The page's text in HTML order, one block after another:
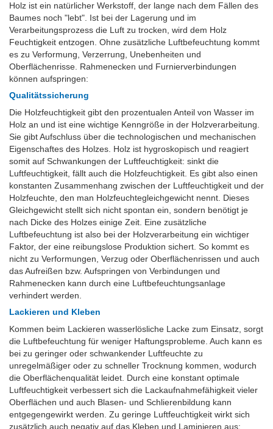
Holz ist ein natürlicher Werkstoff, der lange nach dem Fällen des
Baumes noch "lebt". Ist bei der Lagerung und im
Verarbeitungsprozess die Luft zu trocken, wird dem Holz
Feuchtigkeit entzogen. Ohne zusätzliche Luftbefeuchtung kommt
es zu Verformung, Verzerrung, Unebenheiten und
Oberflächenrisse. Rahmenecken und Furnierverbindungen
können aufspringen:
Qualitätssicherung
Die Holzfeuchtigkeit gibt den prozentualen Anteil von Wasser im
Holz an und ist eine wichtige Kenngröße in der Holzverarbeitung.
Sie gibt Aufschluss über die technologischen und mechanischen
Eigenschaftes des Holzes. Holz ist hygroskopisch und reagiert
somit auf Schwankungen der Luftfeuchtigkeit: sinkt die
Luftfeuchtigkeit, fällt auch die Holzfeuchtigkeit. Es gibt also einen
konstanten Zusammenhang zwischen der Luftfeuchtigkeit und der
Holzfeuchte, den man Holzfeuchtegleichgewicht nennt. Dieses
Gleichgewicht stellt sich nicht spontan ein, sondern benötigt je
nach Dicke des Holzes einige Zeit. Eine zusätzliche
Luftbefeuchtung ist also bei der Holzverarbeitung ein wichtiger
Faktor, der eine reibungslose Produktion sichert. So kommt es
nicht zu Verformungen, Verzug oder Oberflächenrissen und auch
das Aufreißen bzw. Aufspringen von Verbindungen und
Rahmenecken kann durch eine Luftbefeuchtungsanlage
verhindert werden.
Lackieren und Kleben
Kommen beim Lackieren wasserlösliche Lacke zum Einsatz, sorgt
die Luftbefeuchtung für weniger Haftungsprobleme. Auch kann es
bei zu geringer oder schwankender Luftfeuchte zu
unregelmäßiger oder zu schneller Trocknung kommen, wodurch
die Oberflächenqualität leidet. Durch eine konstant optimale
Luftfeuchtigkeit verbessert sich die Lackaufnahmefähigkeit vieler
Oberflächen und auch Blasen- und Schlierenbildung kann
entgegengewirkt werden. Zu geringe Luftfeuchtigkeit wirkt sich
zusätzlich auch negativ auf das Kleben und Laminieren aus: